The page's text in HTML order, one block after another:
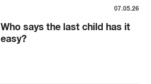
07.05.26
Who says the last child has it
easy?